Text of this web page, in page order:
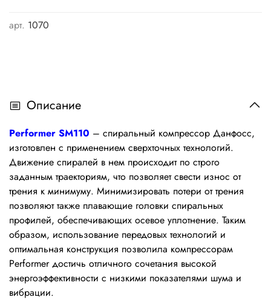
арт. 1070
Описание
Performer SM110 – спиральный компрессор Данфосс,
изготовлен с применением сверхточных технологий.
Движение спиралей в нем происходит по строго
заданным траекториям, что позволяет свести износ от
трения к минимуму. Минимизировать потери от трения
позволяют также плавающие головки спиральных
профилей, обеспечивающих осевое уплотнение. Таким
образом, использование передовых технологий и
оптимальная конструкция позволила компрессорам
Performer достичь отличного сочетания высокой
энергоэффективности с низкими показателями шума и
вибрации.